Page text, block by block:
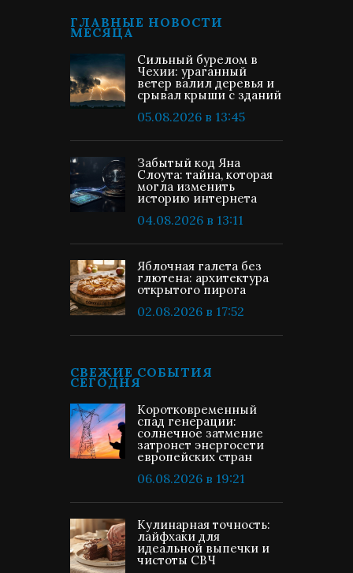
ГЛАВНЫЕ НОВОСТИ
МЕСЯЦА
Сильный бурелом в
Чехии: ураганный
ветер валил деревья и
срывал крыши с зданий
05.08.2026 в 13:45
Забытый код Яна
Слоута: тайна, которая
могла изменить
историю интернета
04.08.2026 в 13:11
Яблочная галета без
глютена: архитектура
открытого пирога
02.08.2026 в 17:52
СВЕЖИЕ СОБЫТИЯ
СЕГОДНЯ
Коротковременный
спад генерации:
солнечное затмение
затронет энергосети
европейских стран
06.08.2026 в 19:21
Кулинарная точность:
лайфхаки для
идеальной выпечки и
чистоты СВЧ